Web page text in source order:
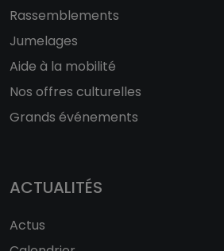
Rassemblements
Jumelages
Aide à la mobilité
Nos offres culturelles
Grands événements
ACTUALITÉS
Actus